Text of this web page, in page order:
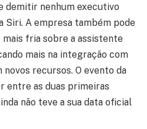
demitir nenhum executivo
Siri. A empresa também pode
fria sobre a assistente
mais na integração com
recursos. O evento da
entre as duas primeiras
não teve a sua data oficial